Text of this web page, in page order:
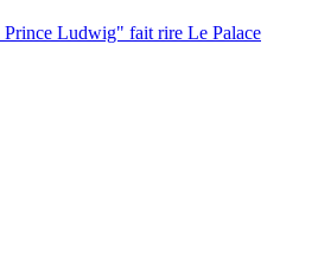
Ludwig" fait rire Le Palace